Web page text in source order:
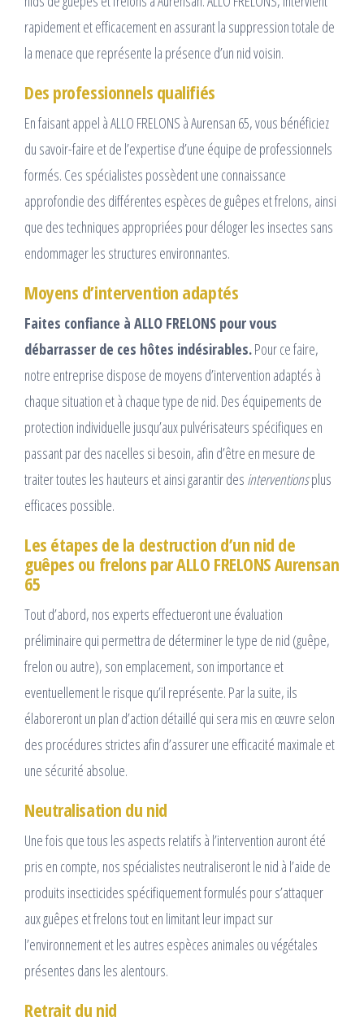
rapidement et efficacement en assurant la suppression totale de
la menace que représente la présence d’un nid voisin.
Des professionnels qualifiés
En faisant appel à ALLO FRELONS à Aurensan 65, vous bénéficiez
du savoir-faire et de l’expertise d’une équipe de professionnels
formés. Ces spécialistes possèdent une connaissance
approfondie des différentes espèces de guêpes et frelons, ainsi
que des techniques appropriées pour déloger les insectes sans
endommager les structures environnantes.
Moyens d’intervention adaptés
Faites confiance à ALLO FRELONS pour vous
débarrasser de ces hôtes indésirables.Pour ce faire,
notre entreprise dispose de moyens d’intervention adaptés à
chaque situation et à chaque type de nid. Des équipements de
protection individuelle jusqu’aux pulvérisateurs spécifiques en
passant par des nacelles si besoin, afin d’être en mesure de
traiter toutes les hauteurs et ainsi garantir des interventionsplus
efficaces possible.
Les étapes de la destruction d’un nid de
guêpes ou frelons par ALLO FRELONS Aurensan
65
Tout d’abord, nos experts effectueront une évaluation
préliminaire qui permettra de déterminer le type de nid (guêpe,
frelon ou autre), son emplacement, son importance et
eventuellement le risque qu’il représente. Par la suite, ils
élaboreront un plan d’action détaillé qui sera mis en œuvre selon
des procédures strictes afin d’assurer une efficacité maximale et
une sécurité absolue.
Neutralisation du nid
Une fois que tous les aspects relatifs à l’intervention auront été
pris en compte, nos spécialistes neutraliseront le nid à l’aide de
produits insecticides spécifiquement formulés pour s’attaquer
aux guêpes et frelons tout en limitant leur impact sur
l’environnement et les autres espèces animales ou végétales
présentes dans les alentours.
Retrait du nid